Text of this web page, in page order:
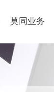
莫同业务